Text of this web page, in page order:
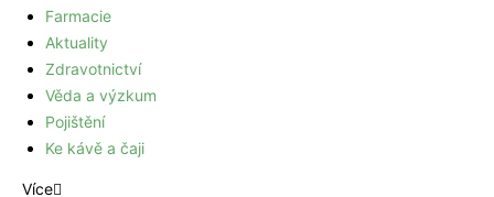
Farmacie
Aktuality
Zdravotnictví
Věda a výzkum
Pojištění
Ke kávě a čaji
Více